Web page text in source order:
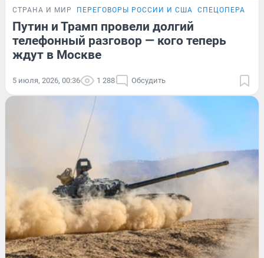
СТРАНА И МИР ПЕРЕГОВОРЫ РОССИИ И США
Путин и Трамп провели долгий
телефонный разговор — кого теперь
ждут в Москве
5 июля, 2026, 00:36 1 288 Обсудить